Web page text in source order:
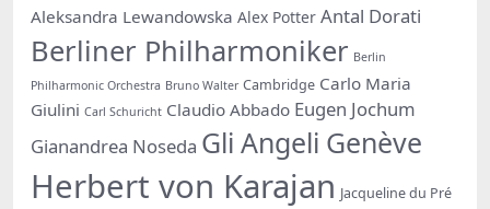
Aleksandra Lewandowska Alex Potter Antal Dorati
Berliner Philharmoniker Berlin
Philharmonic Orchestra Bruno Walter Cambridge Carlo Maria
Giulini Carl Schuricht Claudio Abbado Eugen Jochum
Gianandrea Noseda Gli Angeli Genève
Herbert von Karajan Jacqueline du Pré